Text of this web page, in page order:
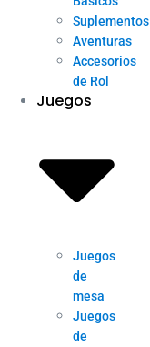
Suplementos
Aventuras
Accesorios
de Rol
Juegos
Juegos
de
mesa
Juegos
de